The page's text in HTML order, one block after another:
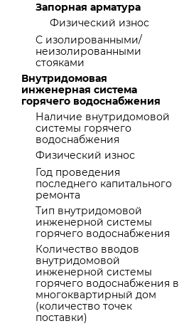
Запорная арматура
Физический износ
С изолированными/
неизолированными
стояками
Внутридомовая
инженерная система
горячего водоснабжения
Наличие внутридомовой
системы горячего
водоснабжения
Физический износ
Год проведения
последнего капитального
ремонта
Тип внутридомовой
инженерной системы
горячего водоснабжения
Количество вводов
внутридомовой
инженерной системы
горячего водоснабжения в
многоквартирный дом
(количество точек
поставки)